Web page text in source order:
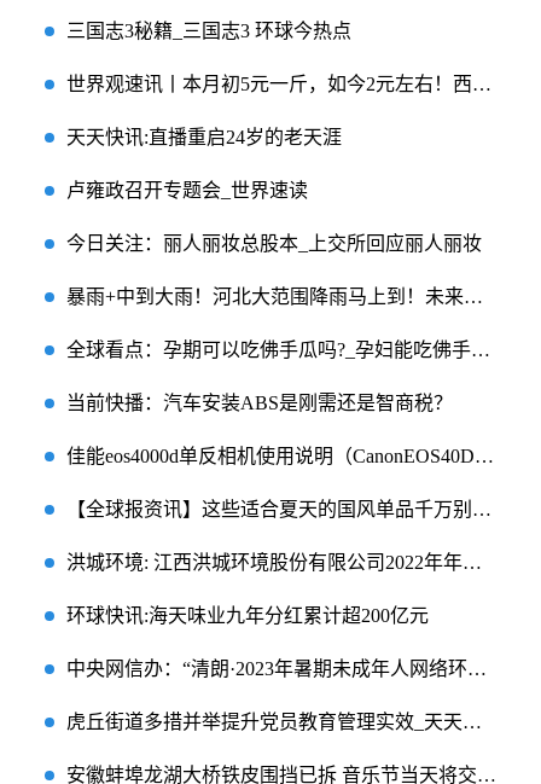
三国志3秘籍_三国志3 环球今热点
世界观速讯丨本月初5元一斤，如今2元左右！西瓜大降价了，这种吃法成爆款
天天快讯:直播重启24岁的老天涯
卢雍政召开专题会_世界速读
今日关注：丽人丽妆总股本_上交所回应丽人丽妆
暴雨+中到大雨！河北大范围降雨马上到！未来三天……
全球看点：孕期可以吃佛手瓜吗?_孕妇能吃佛手瓜吗
当前快播：汽车安装ABS是刚需还是智商税？
佳能eos4000d单反相机使用说明（CanonEOS40D数码单反超级手册）-最新消息
【全球报资讯】这些适合夏天的国风单品千万别错过！混搭创新时髦值满分，还凉快
洪城环境: 江西洪城环境股份有限公司2022年年度权益分派实施公告
环球快讯:海天味业九年分红累计超200亿元
中央网信办：“清朗·2023年暑期未成年人网络环境整治”专项行动启动
虎丘街道多措并举提升党员教育管理实效_天天微速讯
安徽蚌埠龙湖大桥铁皮围挡已拆 音乐节当天将交通管制-今日精选